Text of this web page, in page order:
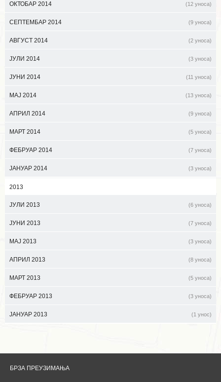
ОКТОБАР 2014 (12 уноса)
СЕПТЕМБАР 2014 (9 уноса)
АВГУСТ 2014 (2 уноса)
ЈУЛИ 2014 (3 уноса)
ЈУНИ 2014 (11 уноса)
МАЈ 2014 (13 уноса)
АПРИЛ 2014 (9 уноса)
МАРТ 2014 (5 уноса)
ФЕБРУАР 2014 (7 уноса)
ЈАНУАР 2014 (3 уноса)
2013
ЈУЛИ 2013 (6 уноса)
ЈУНИ 2013 (7 уноса)
МАЈ 2013 (3 уноса)
АПРИЛ 2013 (8 уноса)
МАРТ 2013 (5 уноса)
ФЕБРУАР 2013 (3 уноса)
ЈАНУАР 2013 (1 унос)
БРЗА ПРЕУЗИМАЊА